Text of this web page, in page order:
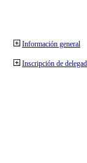
Información general
Inscripción de